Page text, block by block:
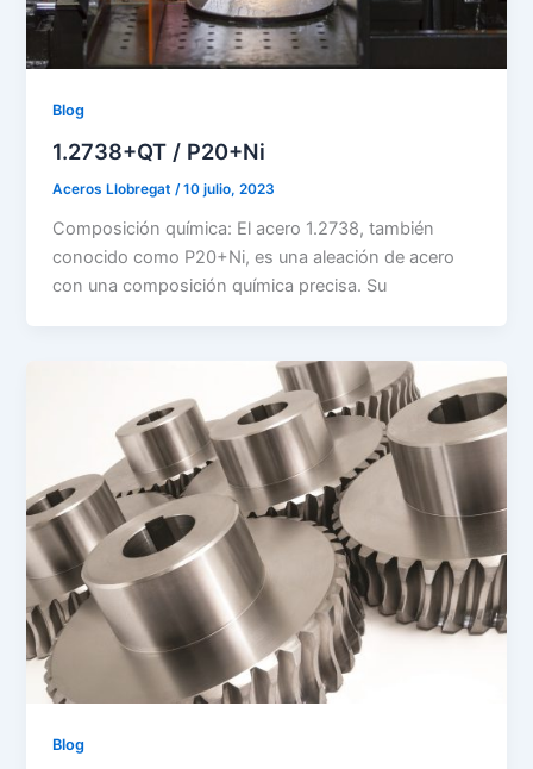
Blog
1.2738+QT / P20+Ni
Aceros Llobregat/10 julio, 2023
Composición química: El acero 1.2738, también
conocido como P20+Ni, es una aleación de acero
con una composición química precisa. Su
Blog